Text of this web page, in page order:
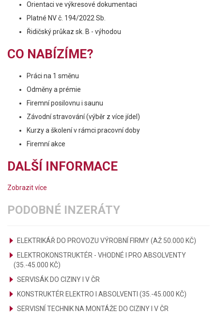
Orientaci ve výkresové dokumentaci
Platné NV č. 194/2022 Sb.
Řidičský průkaz sk. B - výhodou
CO NABÍZÍME?
Práci na 1 směnu
Odměny a prémie
Firemní posilovnu i saunu
Závodní stravování (výběr z více jídel)
Kurzy a školení v rámci pracovní doby
Firemní akce
DALŠÍ INFORMACE
Zobrazit více
PODOBNÉ INZERÁTY
ELEKTRIKÁŘ DO PROVOZU VÝROBNÍ FIRMY (AŽ 50.000 KČ)
ELEKTROKONSTRUKTÉR - VHODNÉ I PRO ABSOLVENTY
(35.-45.000 KČ)
SERVISÁK DO CIZINY I V ČR
KONSTRUKTÉR ELEKTRO I ABSOLVENTI (35.-45.000 KČ)
SERVISNÍ TECHNIK NA MONTÁŽE DO CIZINY I V ČR